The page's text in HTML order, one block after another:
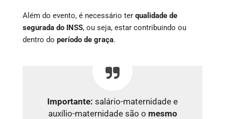
Além do evento, é necessário ter qualidade de
segurada do INSS, ou seja, estar contribuindo ou
dentro do período de graça.
Importante: salário-maternidade e
auxílio-maternidade são o mesmo